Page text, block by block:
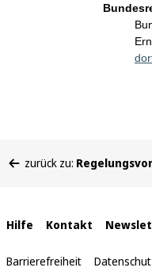
befinden
zurück zu:
Interne
Links
Hilfe Kontakt
Barrierefreiheit